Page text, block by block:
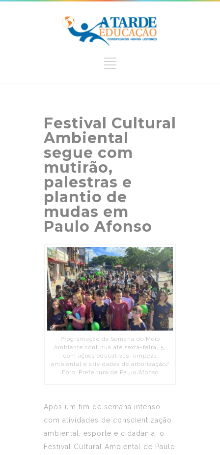
Festival Cultural
Ambiental
segue com
mutirão,
palestras e
plantio de
mudas em
Paulo Afonso
Programação da Semana do Meio
Ambiente continua até sexta-feira, 5,
com ações educativas, limpeza
ambiental e atividades de arborização/
Foto: Prefeitura de Paulo Afonso
Após um fim de semana intenso
com atividades de conscientização
ambiental, esporte e cidadania, o
Festival Cultural Ambiental de Paulo